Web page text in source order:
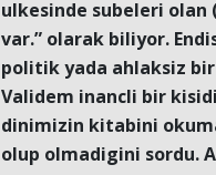
ulkesinde subeleri
var.” olarak biliyor.
politik yada ahlaksiz
Validem inancli bir
dinimizin kitabini
olup olmadigini sordu.